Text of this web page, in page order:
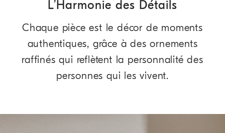
L’Harmonie des Détails
Chaque pièce est le décor de moments
authentiques, grâce à des ornements
raffinés qui reflètent la personnalité des
personnes qui les vivent.